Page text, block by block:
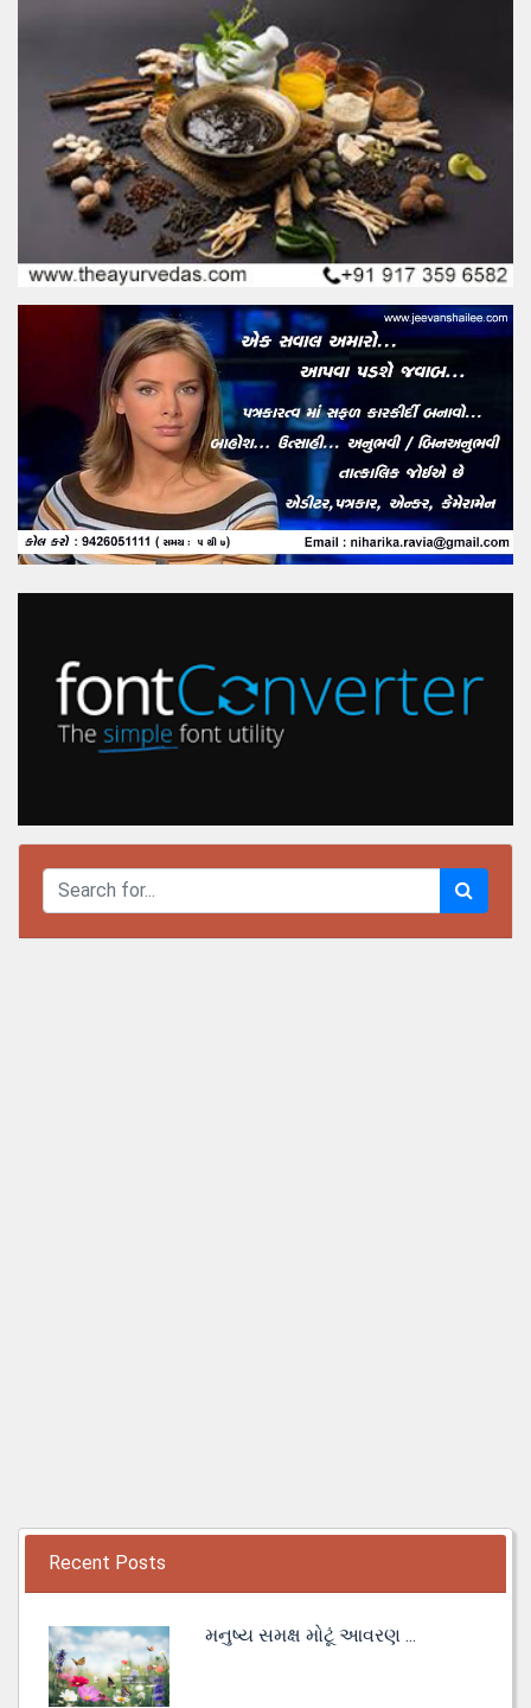
Recent Posts
મનુષ્ય સમક્ષ મોટૂં આવરણ ...